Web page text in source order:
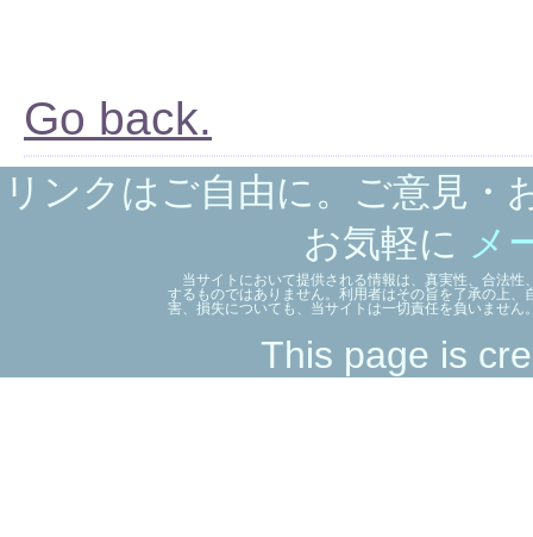
Go back.
リンクはご自由に。ご意見・
お気軽に メ
当サイトにおいて提供される情報は、真実性、合法性
するものではありません。利用者はその旨を了承の上
害、損失についても、当サイトは一切責任を負いません
This page is